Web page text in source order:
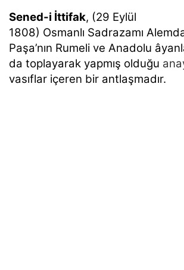
Sened-i İttifak, (29 Eylül
1808) Osmanlı Sadrazamı
Paşa’nın Rumeli ve Anadolu
da toplayarak yapmış olduğu
vasıflar içeren bir antlaşmadır.